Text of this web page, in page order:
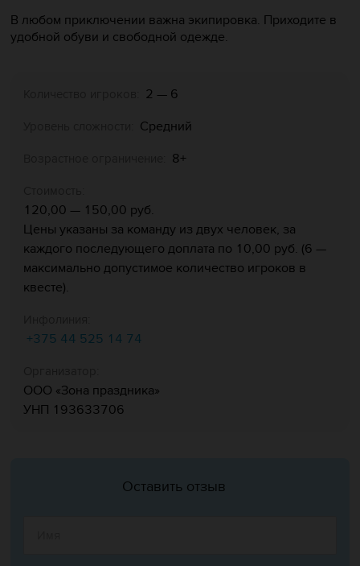
В любом приключении важна экипировка. Приходите в
удобной обуви и свободной одежде.
2 — 6
Средний
8+
120,00 — 150,00 руб.
Цены указаны за команду из двух человек, за
каждого последующего доплата по 10,00 руб. (6 —
максимально допустимое количество игроков в
квесте).
+375 44 525 14 74
ООО «Зона праздника»
УНП 193633706
Оставить отзыв